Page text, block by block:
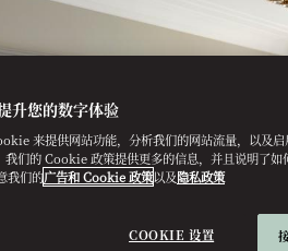
升您的数字体验
来提供网站功能，分析我们的网站流量，以及
我们的 Cookie 政策提供更多的信息，并且说明了
我们的广告和 Cookie 政策以及隐私政策
COOKIE 设置